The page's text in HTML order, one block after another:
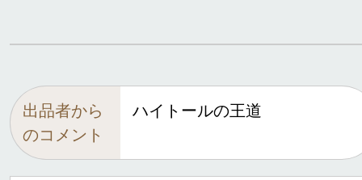
出品者から
のコメント
ハイトールの王道